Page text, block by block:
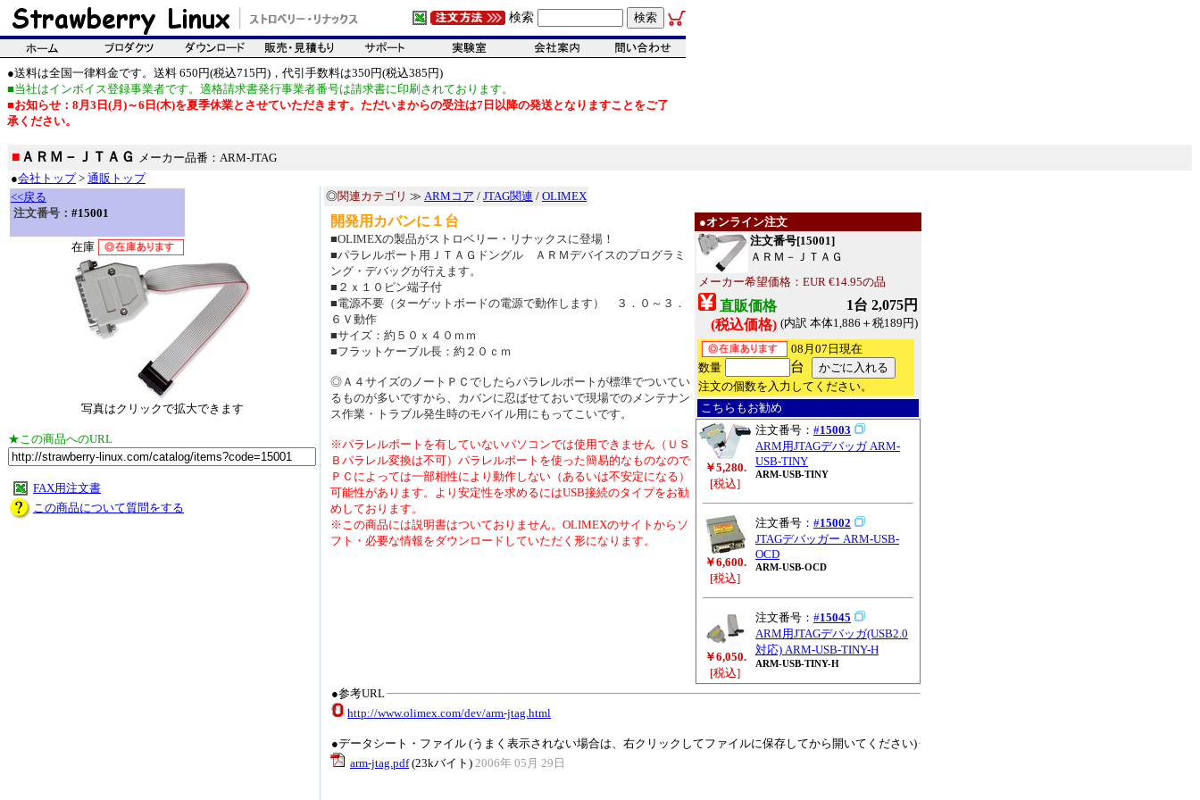
検索
●送料は全国一律料金です。送料 650円(税込715円)，代引手数料は350円(税込385円)
■当社はインボイス登録事業者です。適格請求書発行事業者番号は請求書に印刷されております。
■お知らせ：8月3日(月)～6日(木)を夏季休業とさせていただきます。ただいまからの受注は7日以降の発送となりますことをご了
承ください。
■ ＡＲＭ－ＪＴＡＧ メーカー品番：ARM-JTAG
●会社トップ> 通販トップ
<<戻る
注文番号： #15001
在庫
写真はクリックで拡大できます
★この商品へのURL
FAX用注文書
この商品について質問をする
◎関連カテゴリ ≫ ARMコア / JTAG関連 / OLIMEX
●オンライン注文
注文番号[15001]
ＡＲＭ－ＪＴＡＧ
メーカー希望価格：EUR €14.95の品
直販価格
(税込価格)
1台 2,075円
(内訳 本体1,886＋税189円)
08月07日現在
数量
台
注文の個数を入力してください。
こちらもお勧め
￥5,280.
[税込]
注文番号： #15003
ARM用JTAGデバッガ ARM-
USB-TINY
ARM-USB-TINY
￥6,600.
[税込]
注文番号： #15002
JTAGデバッガー ARM-USB-
OCD
ARM-USB-OCD
￥6,050.
[税込]
注文番号： #15045
ARM用JTAGデバッガ(USB2.0
対応) ARM-USB-TINY-H
ARM-USB-TINY-H
開発用カバンに１台
■OLIMEXの製品がストロベリー・リナックスに登場！
■パラレルポート用ＪＴＡＧドングル ＡＲＭデバイスのプログラミ
ング・デバッグが行えます。
■２ｘ１０ピン端子付
■電源不要（ターゲットボードの電源で動作します） ３．０～３．
６Ｖ動作
■サイズ：約５０ｘ４０ｍｍ
■フラットケーブル長：約２０ｃｍ
◎Ａ４サイズのノートＰＣでしたらパラレルポートが標準でついてい
るものが多いですから、カバンに忍ばせておいで現場でのメンテナン
ス作業・トラブル発生時のモバイル用にもってこいです。
※パラレルポートを有していないパソコンでは使用できません（ＵＳ
Ｂパラレル変換は不可）パラレルポートを使った簡易的なものなので
ＰＣによっては一部相性により動作しない（あるいは不安定になる）
可能性があります。より安定性を求めるにはUSB接続のタイプをお勧
めしております。
※この商品には説明書はついておりません。OLIMEXのサイトからソ
フト・必要な情報をダウンロードしていただく形になります。
●参考URL
http://www.olimex.com/dev/arm-jtag.html
●データシート・ファイル (うまく表示されない場合は、右クリックしてファイルに保存してから開いてください)
arm-jtag.pdf(23kバイト) 2006年 05月 29日